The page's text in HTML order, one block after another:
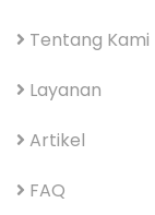
Tentang Kami
Layanan
Artikel
FAQ